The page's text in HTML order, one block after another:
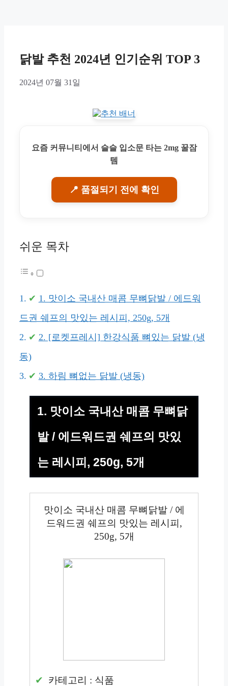
닭발 추천 2024년 인기순위 TOP 3
2024년 07월 31일
요즘 커뮤니티에서 슬슬 입소문 타는 2mg 꿀잠
템
📍 품절되기 전에 확인
쉬운 목차
1. 맛이소 국내산 매콤 무뼈닭발 / 에드워
드권 쉐프의 맛있는 레시피, 250g, 5개
2. [로켓프레시] 한강식품 뼈있는 닭발 (냉
동)
3. 하림 뼈없는 닭발 (냉동)
1. 맛이소 국내산 매콤 무뼈닭
발 / 에드워드권 쉐프의 맛있
는 레시피, 250g, 5개
맛이소 국내산 매콤 무뼈닭발 / 에
드워드권 쉐프의 맛있는 레시피,
250g, 5개
카테고리 : 식품